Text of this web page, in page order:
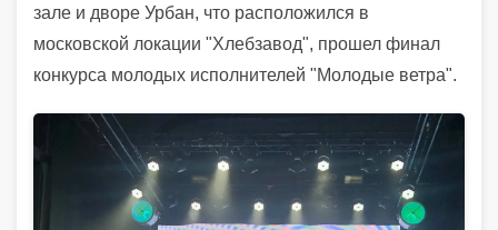
зале и дворе Урбан, что расположился в
московской локации "Хлебзавод", прошел финал
конкурса молодых исполнителей "Молодые ветра".